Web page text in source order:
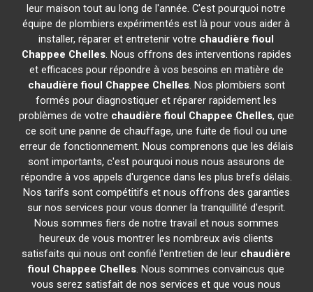
leur maison tout au long de l'année. C'est pourquoi notre
équipe de plombiers expérimentés est là pour vous aider à
installer, réparer et entretenir votre chaudière fioul
Chappee Chelles. Nous offrons des interventions rapides
et efficaces pour répondre à vos besoins en matière de
chaudière fioul Chappee Chelles. Nos plombiers sont
formés pour diagnostiquer et réparer rapidement les
problèmes de votre chaudière fioul Chappee Chelles, que
ce soit une panne de chauffage, une fuite de fioul ou une
erreur de fonctionnement. Nous comprenons que les délais
sont importants, c'est pourquoi nous nous assurons de
répondre à vos appels d'urgence dans les plus brefs délais.
Nos tarifs sont compétitifs et nous offrons des garanties
sur nos services pour vous donner la tranquillité d'esprit.
Nous sommes fiers de notre travail et nous sommes
heureux de vous montrer les nombreux avis clients
satisfaits qui nous ont confié l'entretien de leur chaudière
fioul Chappee Chelles. Nous sommes convaincus que
vous serez satisfait de nos services et que vous nous